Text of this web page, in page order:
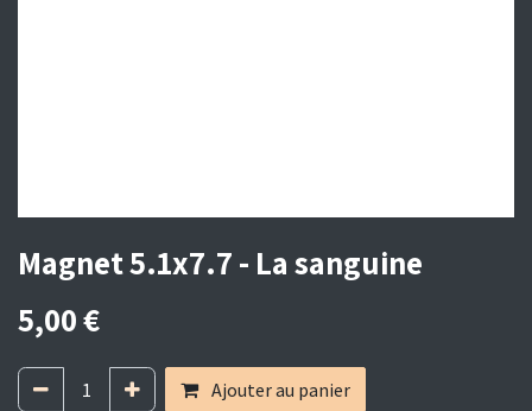
Magnet 5.1x7.7 - La sanguine
5,00€
Ajouter au panier